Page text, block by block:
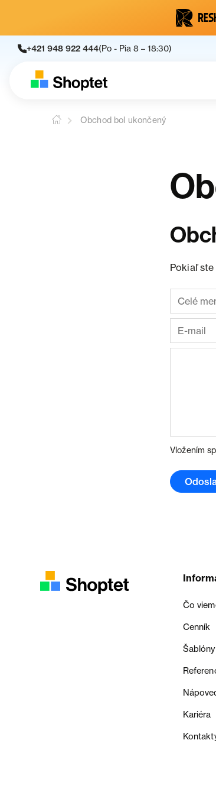
+421 948 922 444(Po - Pia 8 – 18:30)
Obchod bol ukončený
Pokiaľ
Vložením
Čo
Cenník
Šablóny
Kariéra